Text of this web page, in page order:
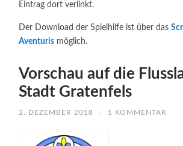
Eintrag dort verlinkt.
Der Download der Spielhilfe ist über das
Aventuris möglich.
Vorschau auf die
Stadt Gratenfels
2. DEZEMBER 2018 / 1 KOMMENTAR